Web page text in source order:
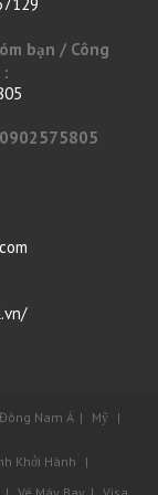
bạn / Công
application
Đông Nam Á
Mỹ
Khởi Hành